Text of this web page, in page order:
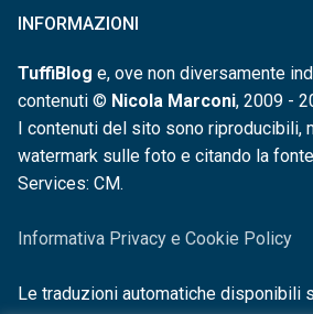
INFORMAZIONI
TuffiBlog e, ove non diversamente
contenuti © Nicola Marconi, 2009 -
I contenuti del sito sono riproducibili,
watermark sulle foto e citando la
Services: CM.
Informativa Privacy e Cookie Policy
Le traduzioni automatiche disponibili